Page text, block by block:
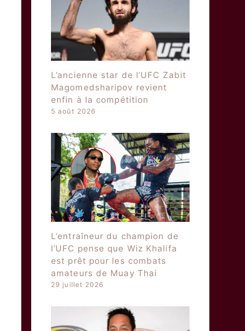
L’ancienne star de l’UFC Zabit
Magomedsharipov revient
enfin à la compétition
5 août 2026
L’entraîneur du champion de
l’UFC pense que Wiz Khalifa
est prêt pour les combats
amateurs de Muay Thai
29 juillet 2026